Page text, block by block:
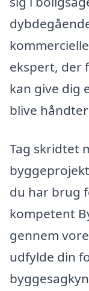
ekspert, der
kan give dig
blive
Tag skridtet
du har brug
kompetent
gennem
udfylde din